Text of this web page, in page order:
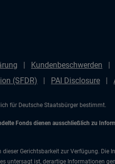
Kundenbeschwerden
(SFDR)
PAI Disclosure
für Deutsche Staatsbürger bestimmt.
Fonds dienen ausschließlich zu
Gerichtsbarkeit zur Verfügung.
untersagt ist, derartige Informationen